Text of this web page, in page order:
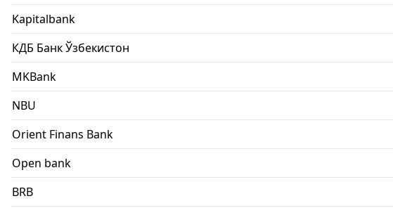
Kapitalbank
КДБ Банк Ўзбекистон
MKBank
NBU
Orient Finans Bank
Open bank
BRB